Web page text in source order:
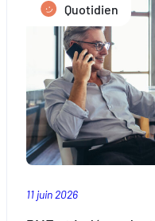
les
enfants
cet
été
Quotidien
11 juin 2026